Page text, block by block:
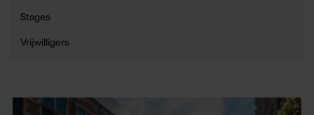
Stages
Vrijwilligers